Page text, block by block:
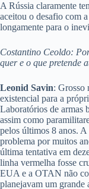
A Rússia claramente
aceitou o desafio com
longamente para o
Costantino Ceoldo:
quer e o que pretende
Leonid Savin: Grosso
existencial para a
Laboratórios de armas
assim como
pelos últimos 8 anos. A
problema por muitos
última tentativa em
linha vermelha fosse
EUA e a OTAN não
planejavam um grande